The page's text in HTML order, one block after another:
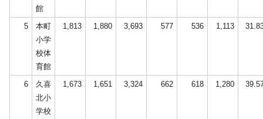
館
5
本町
小学
校体
育館
1,813 1,880 3,693 577 536 1,113
6
久喜
北小
学校
1,673 1,651 3,324 662 618 1,280